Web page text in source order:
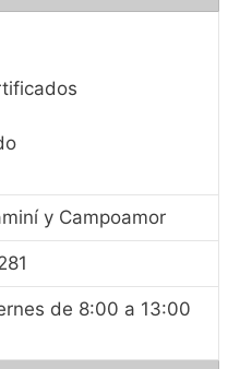
y Campoamor
de 8:00 a 13:00